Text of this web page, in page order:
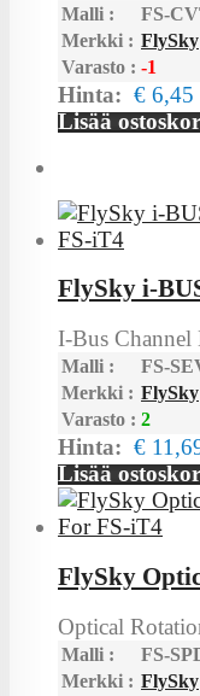
Malli :
FS-
Merkki : FlySky
Varasto : -1
Hinta: € 6,45
Lisää
FlySky i-
I-Bus Channel
Malli :
FS-
Merkki : FlySky
Varasto : 2
Hinta: €
Lisää
FlySky
Optical
Malli :
FS-
Merkki : FlySky